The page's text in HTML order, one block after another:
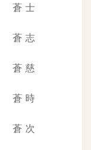
蒼 士
蒼 志
蒼 慈
蒼 時
蒼 次